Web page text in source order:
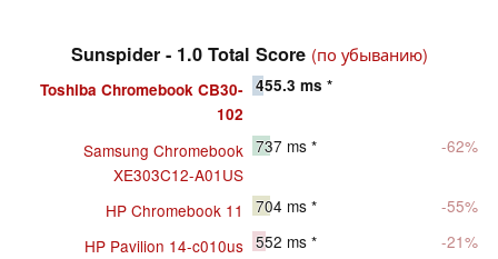
Sunspider - 1.0 Total Score (по убыванию)
Toshiba Chromebook CB30-
102
455.3 ms *
Samsung Chromebook
XE303C12-A01US
737 ms * -62%
HP Chromebook 11 704 ms *
-55%
HP Pavilion 14-c010us 552 ms *
-21%